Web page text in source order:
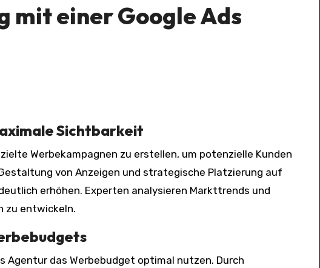
mit einer Google Ads
Sichtbarkeit
von Anzeigen und strategische Platzierung auf
erhöhen. Experten analysieren Markttrends und
zu entwickeln.
Agentur das Werbebudget optimal nutzen. Durch